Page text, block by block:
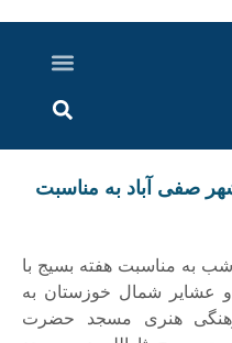
صفی آباد به مناسبت
به مناسبت هفته بسیج با
عشایر شمال خوزستان به
هنری مسجد حضرت